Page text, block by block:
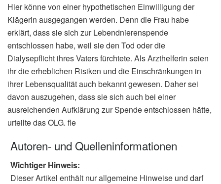
Hier könne von einer hypothetischen Einwilligung der
Klägerin ausgegangen werden. Denn die Frau habe
erklärt, dass sie sich zur Lebendnierenspende
entschlossen habe, weil sie den Tod oder die
Dialysepflicht ihres Vaters fürchtete. Als Arzthelferin seien
ihr die erheblichen Risiken und die Einschränkungen in
ihrer Lebensqualität auch bekannt gewesen. Daher sei
davon auszugehen, dass sie sich auch bei einer
ausreichenden Aufklärung zur Spende entschlossen hätte,
urteilte das OLG. fle
Autoren- und Quelleninformationen
Wichtiger Hinweis:
Dieser Artikel enthält nur allgemeine Hinweise und darf